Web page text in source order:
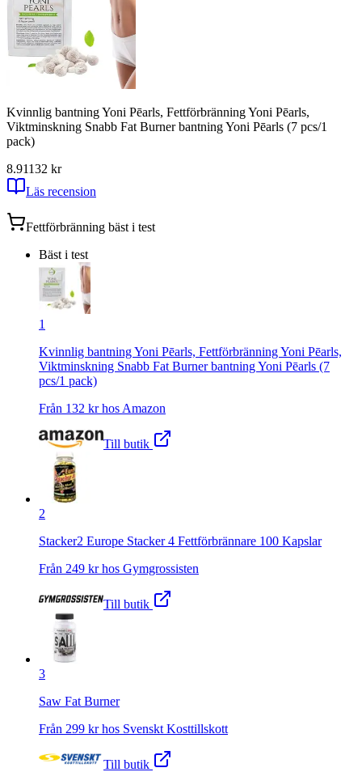
Kvinnlig bantning Yoni Pēarls, Fettförbränning Yoni Pēarls,
Viktminskning Snabb Fat Burner bantning Yoni Pēarls (7 pcs/1
pack)
8.91132 kr
Läs recension
Fettförbränning bäst i test
Bäst i test
1
Kvinnlig bantning Yoni Pēarls, Fettförbränning Yoni Pēarls,
Viktminskning Snabb Fat Burner bantning Yoni Pēarls (7
pcs/1 pack)
Från 132 kr hos Amazon
Till butik
2
Stacker2 Europe Stacker 4 Fettförbrännare 100 Kapslar
Från 249 kr hos Gymgrossisten
Till butik
3
Saw Fat Burner
Från 299 kr hos Svenskt Kosttillskott
Till butik